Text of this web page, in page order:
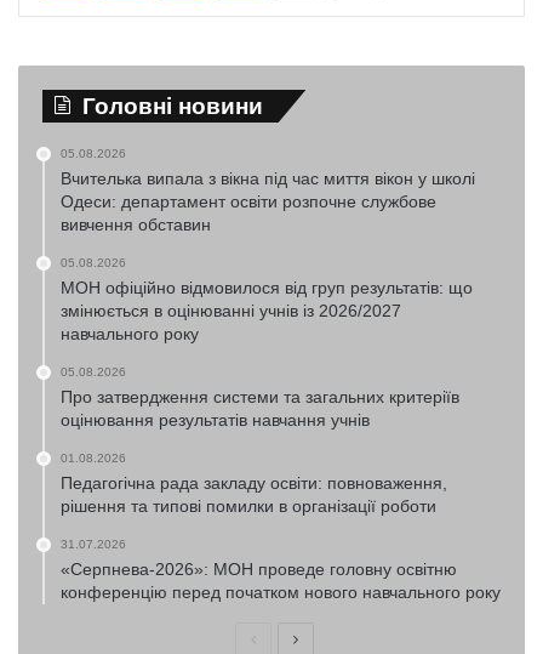
Головні новини
05.08.2026
Вчителька випала з вікна під час миття вікон у школі
Одеси: департамент освіти розпочне службове
вивчення обставин
05.08.2026
МОН офіційно відмовилося від груп результатів: що
змінюється в оцінюванні учнів із 2026/2027
навчального року
05.08.2026
Про затвердження системи та загальних критеріїв
оцінювання результатів навчання учнів
01.08.2026
Педагогічна рада закладу освіти: повноваження,
рішення та типові помилки в організації роботи
31.07.2026
«Серпнева-2026»: МОН проведе головну освітню
конференцію перед початком нового навчального року
ПопередняНаступна